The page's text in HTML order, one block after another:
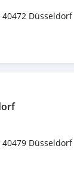
40472 Düsseldorf
40479 Düsseldorf